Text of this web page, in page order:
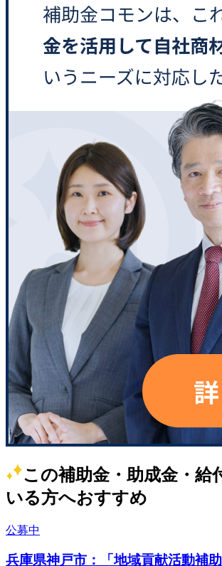
この補助金・助成金・給
いる方へおすすめ
公募中
兵庫県神戸市：「地域貢献活動補